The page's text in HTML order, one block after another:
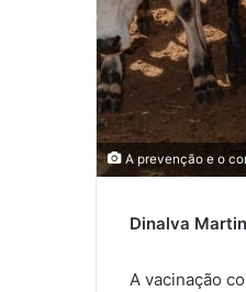
A prevenção e o
Dinalva
A vacinação